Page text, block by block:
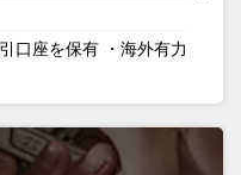
口座を保有 ・海外有力